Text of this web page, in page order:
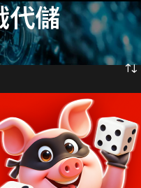
代儲
第 13 至 24 項結果，共 1458 項